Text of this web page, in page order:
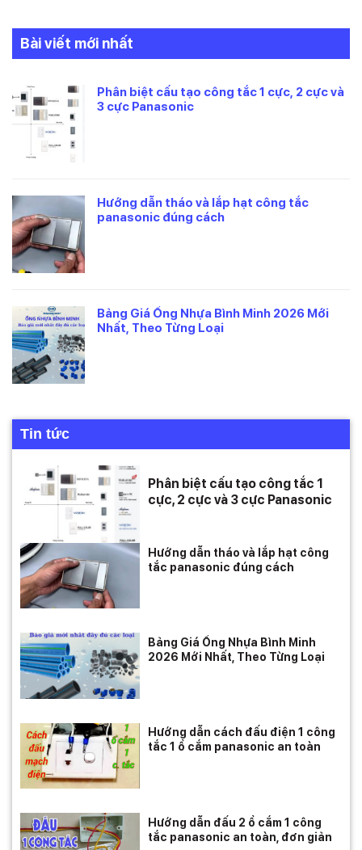
Bài viết mới nhất
Phân biệt cấu tạo công tắc 1 cực, 2 cực và
3 cực Panasonic
Hướng dẫn tháo và lắp hạt công tắc
panasonic đúng cách
Bảng Giá Ống Nhựa Bình Minh 2026 Mới
Nhất, Theo Từng Loại
Tin tức
Phân biệt cấu tạo công tắc 1
cực, 2 cực và 3 cực Panasonic
Hướng dẫn tháo và lắp hạt công
tắc panasonic đúng cách
Bảng Giá Ống Nhựa Bình Minh
2026 Mới Nhất, Theo Từng Loại
Hướng dẫn cách đấu điện 1 công
tắc 1 ổ cắm panasonic an toàn
Hướng dẫn đấu 2 ổ cắm 1 công
tắc panasonic an toàn, đơn giản